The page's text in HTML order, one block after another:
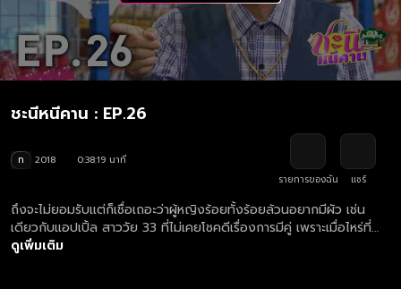
ชะนีหนีคาน : EP.26
ท 2018
0:38:19 นาที
รายการของฉัน
แชร์
ถึงจะไม่ยอมรับแต่ก็เชื่อเถอะว่าผู้หญิงร้อยทั้งร้อยล้วนอยากมีผัว เช่น
เดียวกับแอปเปิ้ล สาววัย 33 ที่ไม่เคยโชคดีเรื่องการมีคู่ เพราะเมื่อไหร่ที่
ผู้ชายเริ่มจริงจัง ก็ต้องมีอันเป็นไปทุกคน กระแต เพื่อนสนิทสุดแสบจึงพา
ดูเพิ่มเติม